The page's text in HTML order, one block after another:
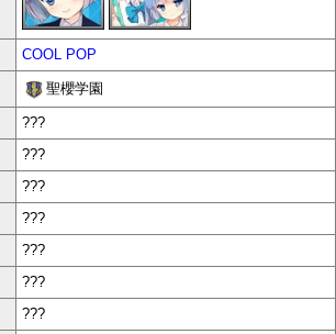
COOL POP
聖櫻学園
???
???
???
???
???
???
???